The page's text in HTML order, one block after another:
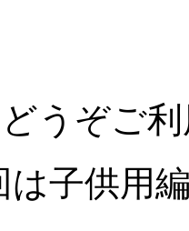
どうぞご
は子供用